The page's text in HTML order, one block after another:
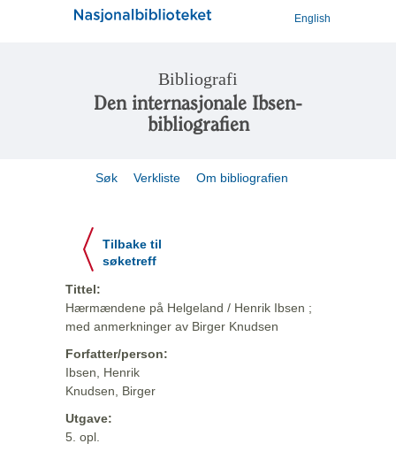
English
Bibliografi
Den internasjonale Ibsen-
bibliografien
Søk Verkliste Om bibliografien
Tilbake til
søketreff
Tittel:
Hærmændene på Helgeland / Henrik Ibsen ;
med anmerkninger av Birger Knudsen
Forfatter/person:
Ibsen, Henrik
Knudsen, Birger
Utgave:
5. opl.